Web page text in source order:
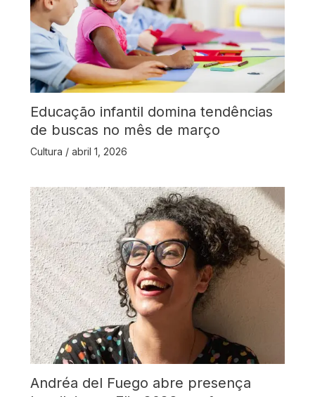
Educação infantil domina tendências
de buscas no mês de março
Cultura / abril 1, 2026
Andréa del Fuego abre presença